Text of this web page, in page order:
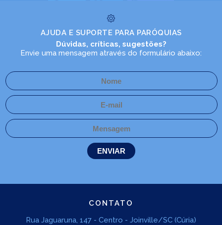
AJUDA E SUPORTE PARA PARÓQUIAS
Dúvidas, críticas, sugestões?
Envie uma mensagem através do formulário abaixo:
CONTATO
Rua Jaguaruna, 147 - Centro - Joinville/SC (Cúria)